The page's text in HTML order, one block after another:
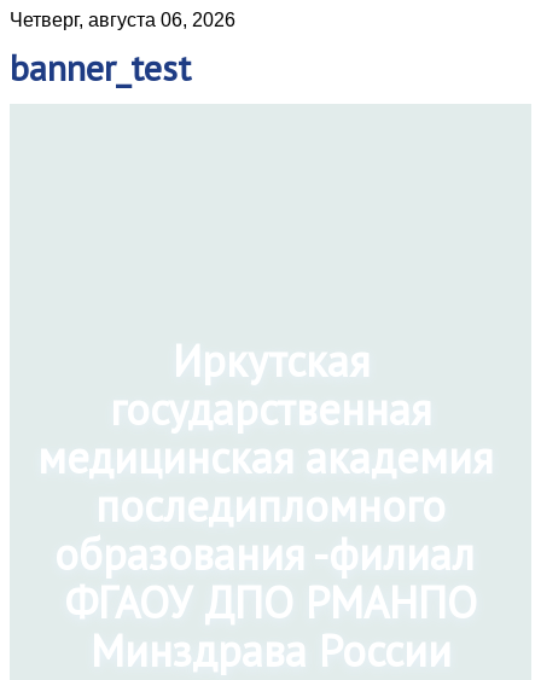
Четверг, августа 06, 2026
banner_test
Иркутская
государственная
медицинская академия
последипломного
образования -филиал
ФГАОУ ДПО РМАНПО
Минздрава России